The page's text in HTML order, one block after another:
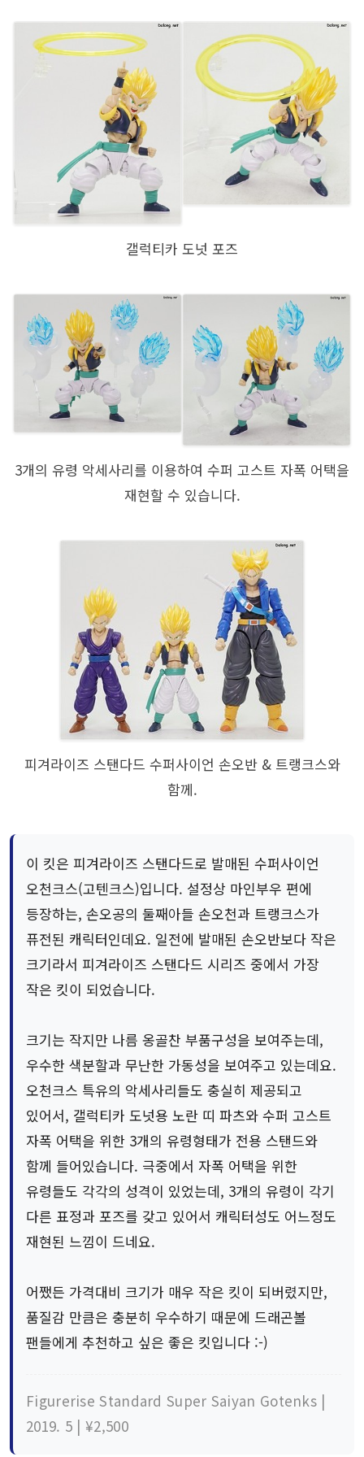
갤럭티카 도넛 포즈
3개의 유령 악세사리를 이용하여 수퍼 고스트 자폭 어택을
재현할 수 있습니다.
피겨라이즈 스탠다드 수퍼사이언 손오반 & 트랭크스와
함께.
이 킷은 피겨라이즈 스탠다드로 발매된 수퍼사이언
오천크스(고텐크스)입니다. 설정상 마인부우 편에
등장하는, 손오공의 둘째아들 손오천과 트랭크스가
퓨전된 캐릭터인데요. 일전에 발매된 손오반보다 작은
크기라서 피겨라이즈 스탠다드 시리즈 중에서 가장
작은 킷이 되었습니다.
크기는 작지만 나름 옹골찬 부품구성을 보여주는데,
우수한 색분할과 무난한 가동성을 보여주고 있는데요.
오천크스 특유의 악세사리들도 충실히 제공되고
있어서, 갤럭티카 도넛용 노란 띠 파츠와 수퍼 고스트
자폭 어택을 위한 3개의 유령형태가 전용 스탠드와
함께 들어있습니다. 극중에서 자폭 어택을 위한
유령들도 각각의 성격이 있었는데, 3개의 유령이 각기
다른 표정과 포즈를 갖고 있어서 캐릭터성도 어느정도
재현된 느낌이 드네요.
어쨌든 가격대비 크기가 매우 작은 킷이 되버렸지만,
품질감 만큼은 충분히 우수하기 때문에 드래곤볼
팬들에게 추천하고 싶은 좋은 킷입니다 :-)
Figurerise Standard Super Saiyan Gotenks |
2019. 5 | ¥2,500